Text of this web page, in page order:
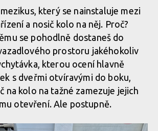
který se nainstaluje mezi
a nosič kolo na něj. Proč?
se pohodlně dostaneš do
prostoru jakéhokoliv
kterou ocení hlavně
s dveřmi otvíravými do boku,
na kolo na tažné zamezuje jejich
otevření. Ale postupně.